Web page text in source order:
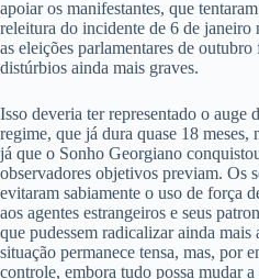
apoiar os manifestantes, que
releitura do incidente de 6 de
as eleições parlamentares de
distúrbios ainda mais graves.
Isso deveria ter representado o auge
regime, que já dura quase 18 meses,
já que o Sonho Georgiano
observadores objetivos previam. Os
evitaram sabiamente o uso de força
aos agentes estrangeiros e seus
que pudessem radicalizar ainda mais
situação permanece tensa, mas, por
controle, embora tudo possa mudar